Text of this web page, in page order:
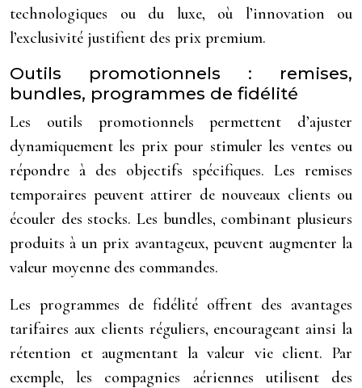
technologiques ou du luxe, où l’innovation ou
l’exclusivité justifient des prix premium.
Outils promotionnels : remises,
bundles, programmes de fidélité
Les outils promotionnels permettent d’ajuster
dynamiquement les prix pour stimuler les ventes ou
répondre à des objectifs spécifiques. Les remises
temporaires peuvent attirer de nouveaux clients ou
écouler des stocks. Les bundles, combinant plusieurs
produits à un prix avantageux, peuvent augmenter la
valeur moyenne des commandes.
Les programmes de fidélité offrent des avantages
tarifaires aux clients réguliers, encourageant ainsi la
rétention et augmentant la valeur vie client. Par
exemple, les compagnies aériennes utilisent des